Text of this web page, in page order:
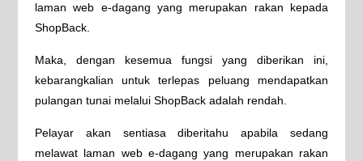
laman web e-dagang yang merupakan rakan kepada
ShopBack.
Maka, dengan kesemua fungsi yang diberikan ini,
kebarangkalian untuk terlepas peluang mendapatkan
pulangan tunai melalui ShopBack adalah rendah.
Pelayar akan sentiasa diberitahu apabila sedang
melawat laman web e-dagang yang merupakan rakan